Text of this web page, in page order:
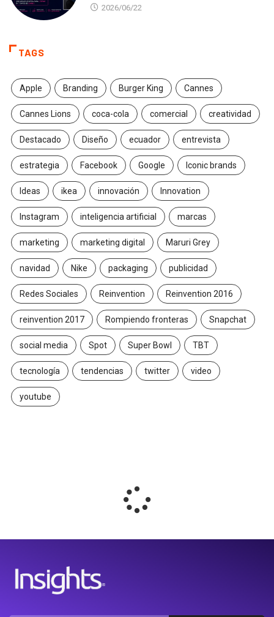
2026/06/22
TAGS
Apple Branding Burger King Cannes
Cannes Lions coca-cola comercial creatividad
Destacado Diseño ecuador entrevista
estrategia Facebook Google Iconic brands
Ideas ikea innovación Innovation
Instagram inteligencia artificial marcas
marketing marketing digital Maruri Grey
navidad Nike packaging publicidad
Redes Sociales Reinvention Reinvention 2016
reinvention 2017 Rompiendo fronteras Snapchat
social media Spot Super Bowl TBT
tecnología tendencias twitter video
youtube